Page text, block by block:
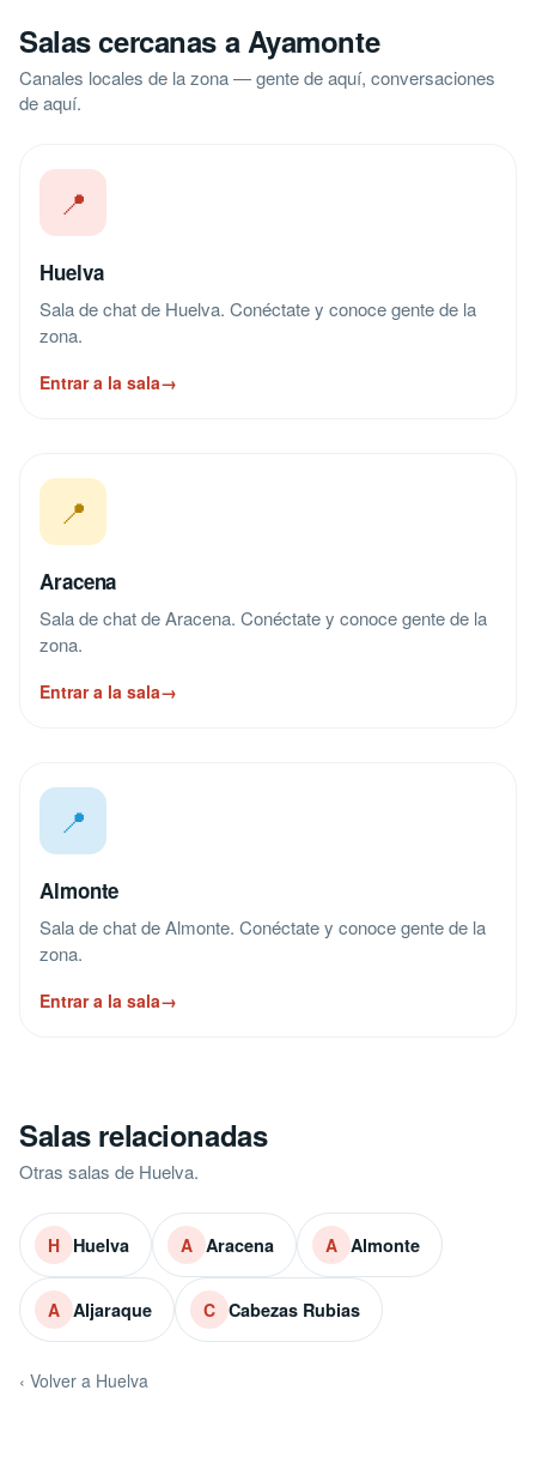
Salas cercanas a Ayamonte
Canales locales de la zona — gente de aquí, conversaciones
de aquí.
📍
Huelva
Sala de chat de Huelva. Conéctate y conoce gente de la
zona.
Entrar a la sala→
📍
Aracena
Sala de chat de Aracena. Conéctate y conoce gente de la
zona.
Entrar a la sala→
📍
Almonte
Sala de chat de Almonte. Conéctate y conoce gente de la
zona.
Entrar a la sala→
Salas relacionadas
Otras salas de Huelva.
H Huelva A Aracena A Almonte
A Aljaraque C Cabezas Rubias
‹ Volver a Huelva